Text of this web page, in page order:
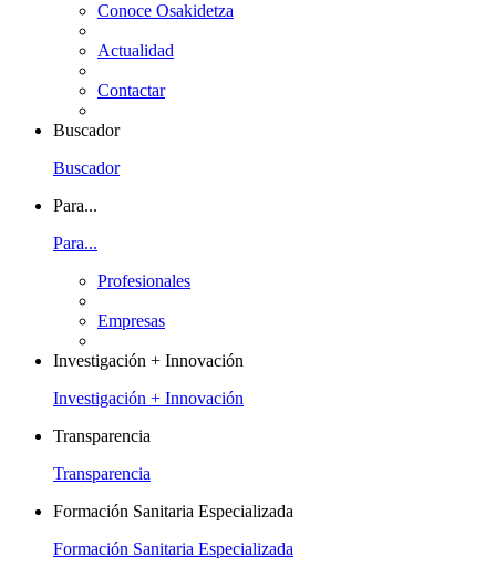
Conoce Osakidetza
Actualidad
Contactar
Buscador
Buscador
Para...
Para...
Profesionales
Empresas
Investigación + Innovación
Investigación + Innovación
Transparencia
Transparencia
Formación Sanitaria Especializada
Formación Sanitaria Especializada